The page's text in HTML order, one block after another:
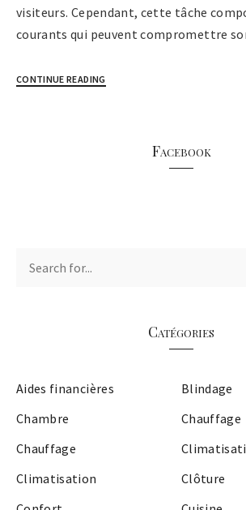
visiteurs. Cependant, cette tâche
courants qui peuvent compromettre
CONTINUE READING
Facebook
Catégories
Aides financières
Blindage
Chambre
Chauffage
Chauffage
Climatisation
Clôture